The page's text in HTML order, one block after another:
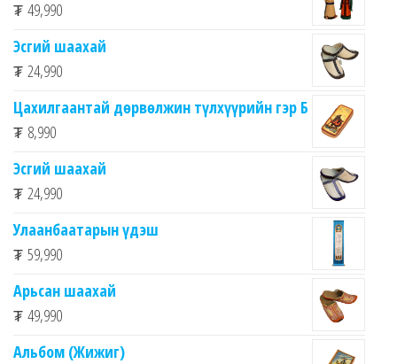
₮ 49,990
Эсгий шаахай
₮ 24,990
Цахилгаантай дөрвөлжин түлхүүрийн гэр Б
₮ 8,990
Эсгий шаахай
₮ 24,990
Улаанбаатарын үдэш
₮ 59,990
Арьсан шаахай
₮ 49,990
Альбом (Жижиг)